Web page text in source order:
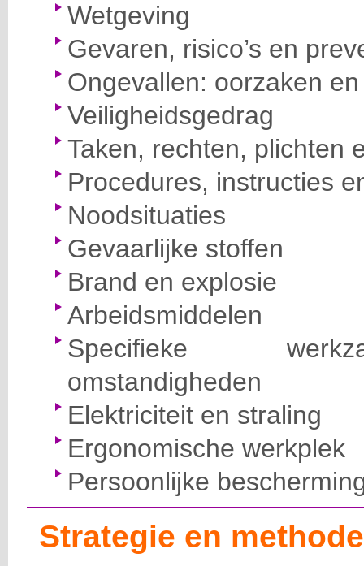
Wetgeving
Gevaren, risico’s en
Ongevallen: oorzaken
Veiligheidsgedrag
Taken, rechten, plichten
Procedures, instructies
Noodsituaties
Gevaarlijke stoffen
Brand en explosie
Arbeidsmiddelen
Specifieke
omstandigheden
Elektriciteit en straling
Ergonomische werkplek
Persoonlijke
Strategie en